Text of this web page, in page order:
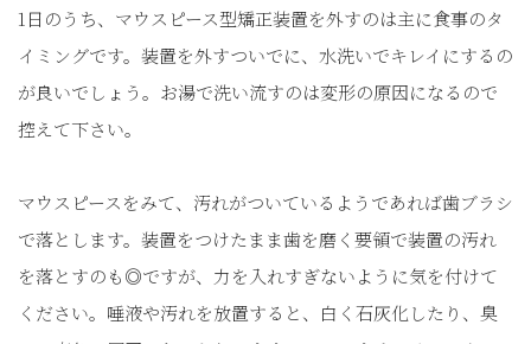
1日のうち、マウスピース型矯正装置を外すのは主に食事のタ
イミングです。装置を外すついでに、水洗いでキレイにするの
が良いでしょう。お湯で洗い流すのは変形の原因になるので
控えて下さい。
マウスピースをみて、汚れがついているようであれば歯ブラシ
で落とします。装置をつけたまま歯を磨く要領で装置の汚れ
を落とすのも◎ですが、力を入れすぎないように気を付けて
ください。唾液や汚れを放置すると、白く石灰化したり、臭